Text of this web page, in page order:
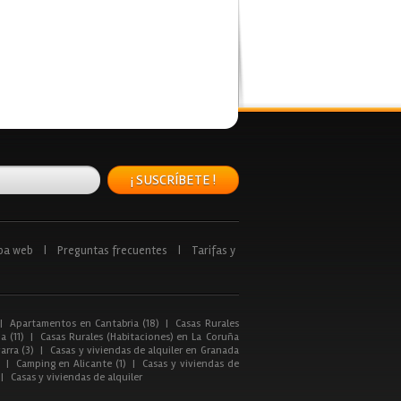
¡ SUSCRÍBETE !
web Preguntas frecuentes Tarifas y
| Apartamentos en Cantabria (18) |
Casas Rurales
(11) |
Casas Rurales (Habitaciones) en La Coruña
(3)
|
Casas y viviendas de alquiler en Granada
|
Camping en Alicante (1) |
Casas y viviendas de
|
Casas y viviendas de alquiler